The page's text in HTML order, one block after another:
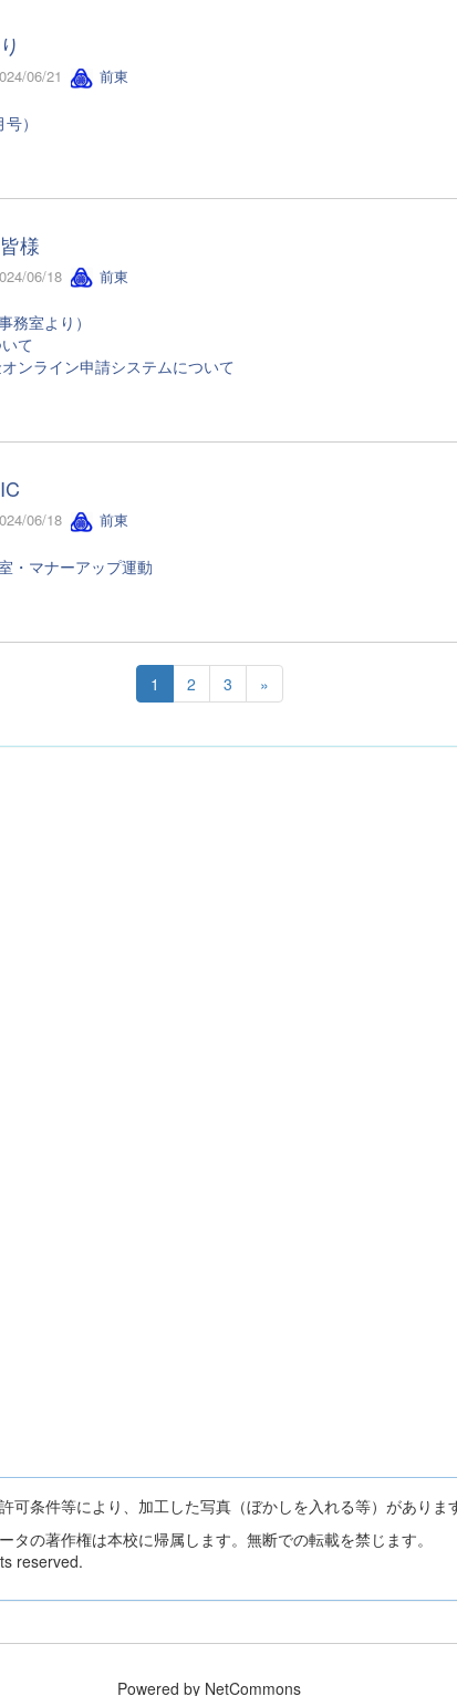
06/21 前東
）
様
06/18 前東
務室より）
て
ンライン申請システムについて
06/18 前東
・マナーアップ運動
1 2 3 »
条件等により、加工した写真（ぼかしを入れる等）がありま
の著作権は本校に帰属します。無断での転載を禁じます。
reserved.
Powered by NetCommons